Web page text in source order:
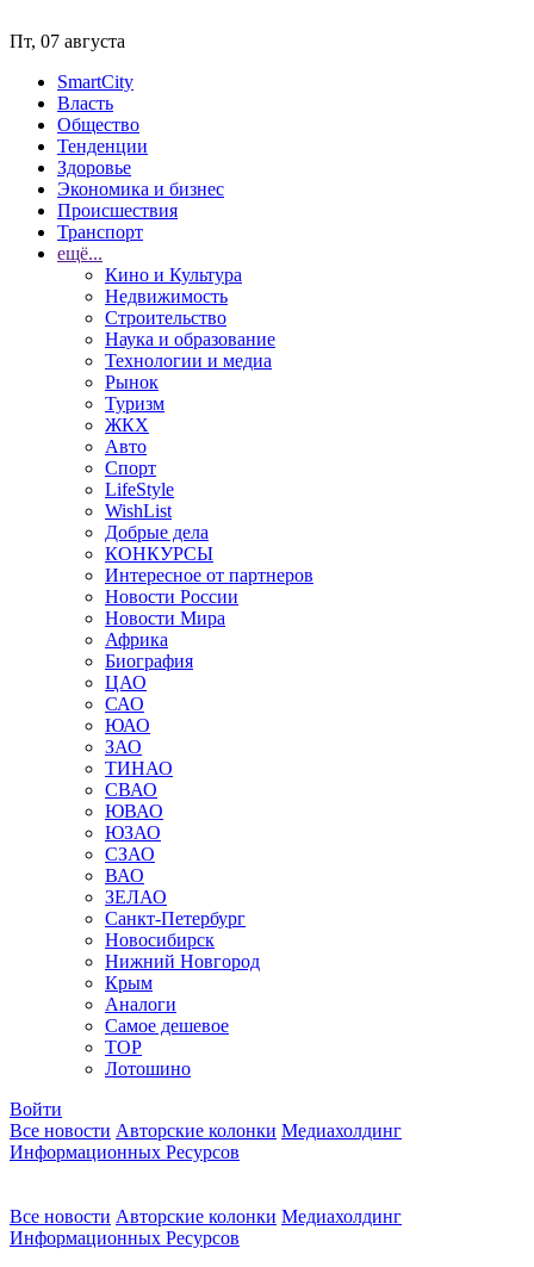
Пт, 07 августа
SmartCity
Власть
Общество
Тенденции
Здоровье
Экономика и бизнес
Происшествия
Транспорт
ещё...
Кино и Культура
Недвижимость
Строительство
Наука и образование
Технологии и медиа
Рынок
Туризм
ЖКХ
Авто
Спорт
LifeStyle
WishList
Добрые дела
КОНКУРСЫ
Интересное от партнеров
Новости России
Новости Мира
Африка
Биография
ЦАО
САО
ЮАО
ЗАО
ТИНАО
СВАО
ЮВАО
ЮЗАО
СЗАО
ВАО
ЗЕЛАО
Санкт-Петербург
Новосибирск
Нижний Новгород
Крым
Аналоги
Самое дешевое
TOP
Лотошино
Войти
Все новости Авторские колонки Медиахолдинг
Информационных Ресурсов
Все новости Авторские колонки Медиахолдинг
Информационных Ресурсов